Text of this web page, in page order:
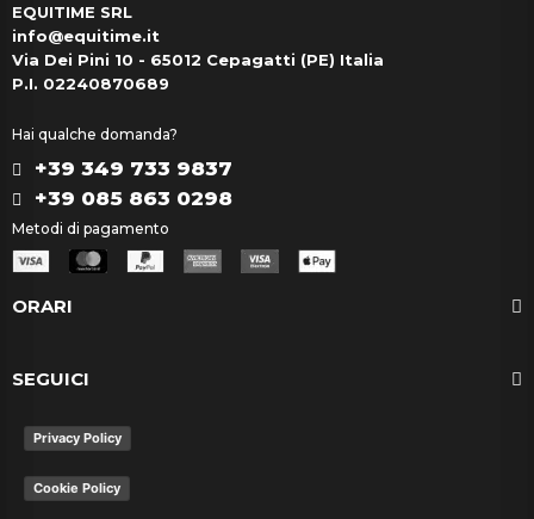
EQUITIME SRL
info@equitime.it
Via Dei Pini 10 - 65012 Cepagatti (PE) Italia
P.I. 02240870689
Hai qualche domanda?
+39 349 733 9837
+39 085 863 0298
Metodi di pagamento
ORARI
SEGUICI
Privacy Policy
Cookie Policy